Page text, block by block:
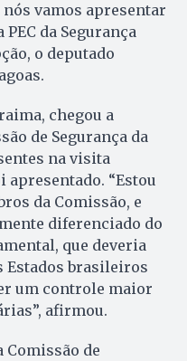
vamos apresentar
da Segurança
o deputado
chegou a
de Segurança da
na visita
apresentado. “Estou
da Comissão, e
diferenciado do
que deveria
Estados brasileiros
um controle maior
afirmou.
de